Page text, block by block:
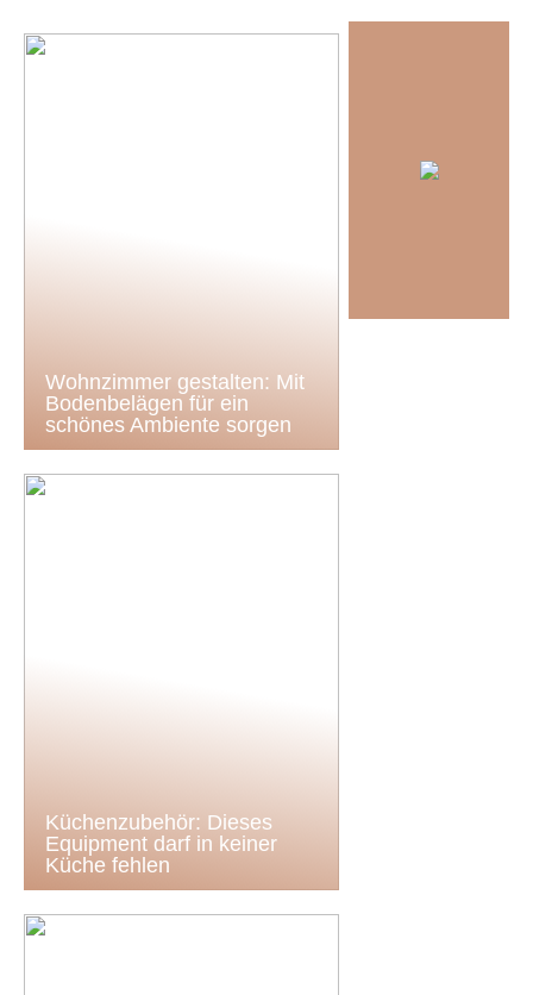
Wohnzimmer gestalten: Mit
Bodenbelägen für ein
schönes Ambiente sorgen
Küchenzubehör: Dieses
Equipment darf in keiner
Küche fehlen